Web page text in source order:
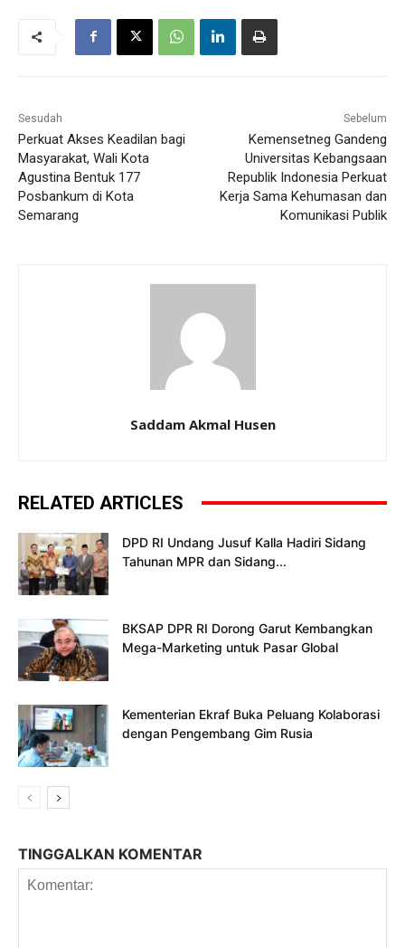
Sesudah
Perkuat Akses Keadilan bagi
Masyarakat, Wali Kota
Agustina Bentuk 177
Posbankum di Kota
Semarang
Sebelum
Kemensetneg Gandeng
Universitas Kebangsaan
Republik Indonesia Perkuat
Kerja Sama Kehumasan dan
Komunikasi Publik
Saddam Akmal Husen
RELATED ARTICLES
DPD RI Undang Jusuf Kalla Hadiri Sidang
Tahunan MPR dan Sidang...
BKSAP DPR RI Dorong Garut Kembangkan
Mega-Marketing untuk Pasar Global
Kementerian Ekraf Buka Peluang Kolaborasi
dengan Pengembang Gim Rusia
TINGGALKAN KOMENTAR